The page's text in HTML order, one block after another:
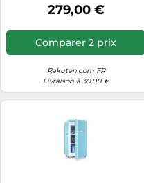
279,00 €
Comparer 2 prix
Rakuten.com FR
Livraison à 39,00 €